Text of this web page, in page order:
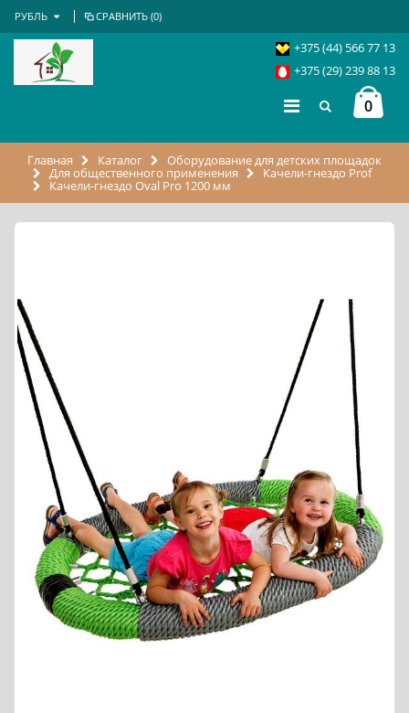
РУБЛЬ СРАВНИТЬ (0)
+375 (44) 566 77 13
+375 (29) 239 88 13
0
Главная Каталог Оборудование для детских площадок
Для общественного применения Качели-гнездо Prof
Качели-гнездо Oval Pro 1200 мм